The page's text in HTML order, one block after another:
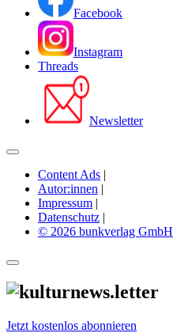
Facebook
Instagram
Threads
Newsletter
Content Ads |
Autor:innen |
Impressum |
Datenschutz |
© 2026 bunkverlag GmbH
Jetzt kostenlos abonnieren